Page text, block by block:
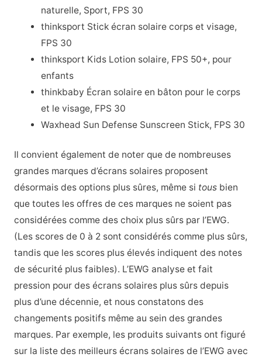
naturelle, Sport, FPS 30
thinksport Stick écran solaire corps et visage,
FPS 30
thinksport Kids Lotion solaire, FPS 50+, pour
enfants
thinkbaby Écran solaire en bâton pour le corps
et le visage, FPS 30
Waxhead Sun Defense Sunscreen Stick, FPS 30
Il convient également de noter que de nombreuses
grandes marques d’écrans solaires proposent
désormais des options plus sûres, même si tousbien
que toutes les offres de ces marques ne soient pas
considérées comme des choix plus sûrs par l’EWG.
(Les scores de 0 à 2 sont considérés comme plus sûrs,
tandis que les scores plus élevés indiquent des notes
de sécurité plus faibles). L’EWG analyse et fait
pression pour des écrans solaires plus sûrs depuis
plus d’une décennie, et nous constatons des
changements positifs même au sein des grandes
marques. Par exemple, les produits suivants ont figuré
sur la liste des meilleurs écrans solaires de l’EWG avec